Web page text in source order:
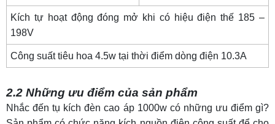
Kích tự hoạt động đóng mở khi có hiệu điện thế 185 –
198V
Công suất tiêu hoa 4.5w tại thời điểm dòng điện 10.3A
2.2 Những ưu điểm của sản phẩm
Nhắc đếntụ kích đèn cao áp 1000w có những ưu điểm gì?